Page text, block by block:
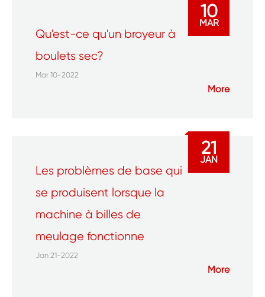
Qu'est-ce qu'un broyeur à
boulets sec?
Mar 10-2022
More
10
MAR
Les problèmes de base qui
se produisent lorsque la
machine à billes de
meulage fonctionne
Jan 21-2022
More
21
JAN